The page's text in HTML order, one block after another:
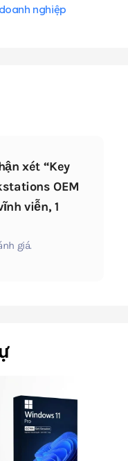
nghiệp
xét “Key
OEM
viễn, 1
giá.